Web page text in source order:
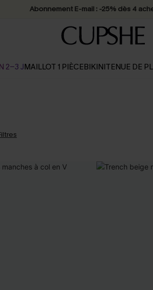
Abonnement E-mail : -25% dès 4
2-3 JMAILLOT 1 PIÈCEBIKINITENUE DE